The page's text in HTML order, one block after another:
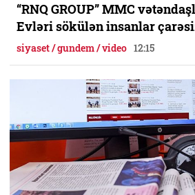
“RNQ GROUP” MMC
Evləri sökülən insanlar
siyaset / gundem / video 12:15